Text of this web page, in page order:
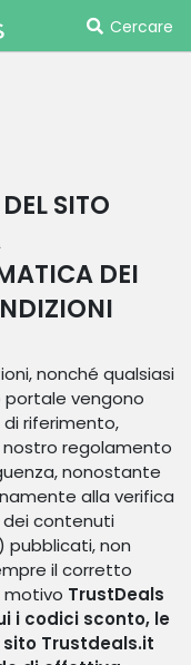
Cercare
SITO
DEI
nonché qualsiasi
vengono
riferimento,
regolamento
nonostante
alla verifica
contenuti
pubblicati, non
il corretto
motivo TrustDeals
i codici sconto, le
Trustdeals.it